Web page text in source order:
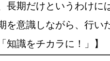
長期だけというわけに
を意識しながら、行い
識をチカラに！」】